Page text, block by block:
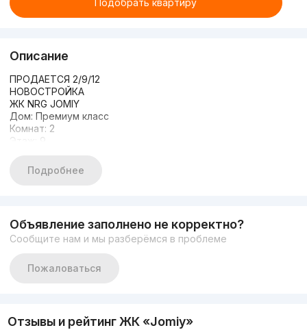
Подобрать квартиру
Описание
ПРОДАЕТСЯ 2/9/12
НОВОСТРОЙКА
ЖК NRG JOMIY
Дом: Премиум класс
Комнат: 2
Этаж: 9
Общая площадь: 42квм
Состояние: каробка
Подробнее
Объявление заполнено не корректно?
Сообщите нам и мы разберёмся в проблеме
Пожаловаться
Отзывы и рейтинг ЖК «Jomiy»